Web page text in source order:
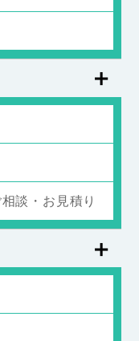
談・お見積り